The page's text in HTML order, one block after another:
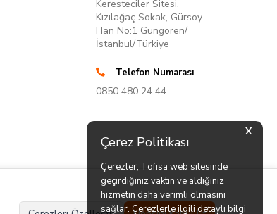
X
Çerez Politikası
Çerezler, Tofisa web sitesinde
geçirdiğiniz vaktin ve aldığınız
hizmetin daha verimli olmasını
sağlar. Çerezlerle ilgili detaylı bilgi
Keresteciler Sitesi,
Kızılağaç Sokak, Gürsoy
Han No:1 Güngören/
İstanbul/Türkiye
Telefon Numarası
0850 480 24 44